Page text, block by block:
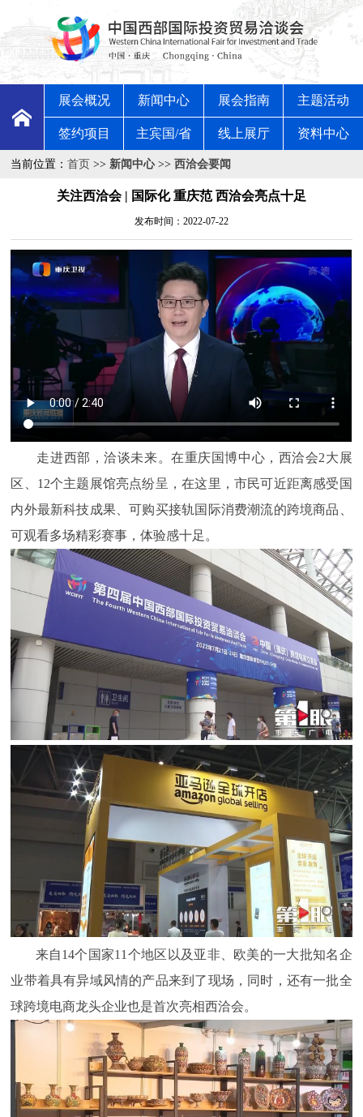
展会概况 新闻中心 展会指南 主题活动
签约项目 主宾国/省 线上展厅 资料中心
当前位置：首页 >> 新闻中心 >> 西洽会要闻
关注西洽会 | 国际化 重庆范 西洽会亮点十足
发布时间：2022-07-22
走进西部，洽谈未来。在重庆国博中心，西洽会2大展
区、12个主题展馆亮点纷呈，在这里，市民可近距离感受国
内外最新科技成果、可购买接轨国际消费潮流的跨境商品、
可观看多场精彩赛事，体验感十足。
来自14个国家11个地区以及亚非、欧美的一大批知名企
业带着具有异域风情的产品来到了现场，同时，还有一批全
球跨境电商龙头企业也是首次亮相西洽会。